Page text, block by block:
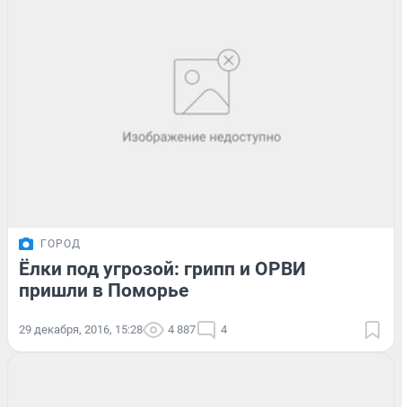
ГОРОД
Ёлки под угрозой: грипп и ОРВИ
пришли в Поморье
29 декабря, 2016, 15:28 4 887 4